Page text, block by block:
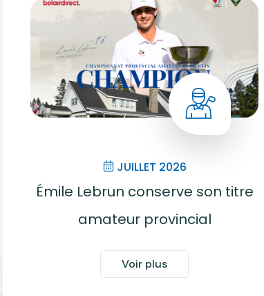
JUILLET 2026
Émile Lebrun conserve son titre
amateur provincial
Voir plus